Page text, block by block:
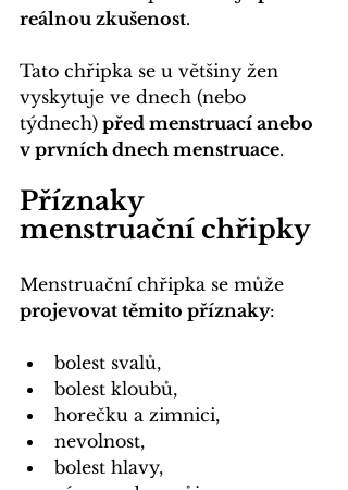
reálnou zkušenost.
Tato chřipka se u většiny žen
vyskytuje ve dnech (nebo
týdnech) před menstruací anebo
v prvních dnech menstruace.
Příznaky
menstruační chřipky
Menstruační chřipka se může
projevovat těmito příznaky:
bolest svalů,
bolest kloubů,
horečku a zimnici,
nevolnost,
bolest hlavy,